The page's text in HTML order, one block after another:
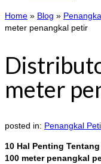
Home » Blog »
meter penangkal petir
meter
posted in: Penangkal
10 Hal Penting
100 meter penangkal